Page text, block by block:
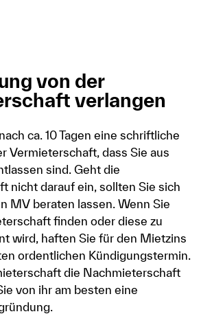
von der
verlangen
ca. 10 Tagen eine schriftliche
Vermieterschaft, dass Sie aus
sind. Geht die
nicht darauf ein, sollten Sie sich
MV beraten lassen. Wenn Sie
finden oder diese zu
wird, haften Sie für den Mietzins
ordentlichen Kündigungstermin.
die Nachmieterschaft
von ihr am besten eine